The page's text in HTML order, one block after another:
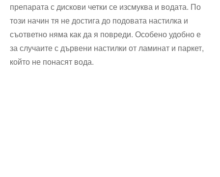
препарата с дискови четки се изсмуква и водата. По
този начин тя не достига до подовата настилка и
съответно няма как да я повреди. Особено удобно е
за случаите с дървени настилки от ламинат и паркет,
който не понасят вода.